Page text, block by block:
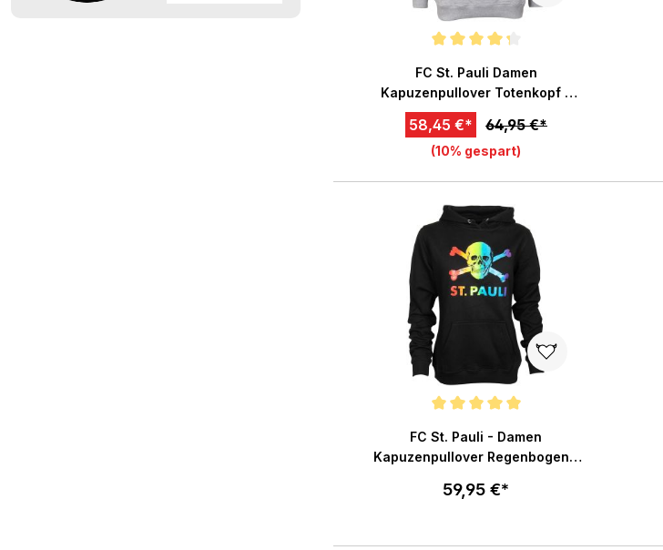
FC St. Pauli Damen
Kapuzenpullover Totenkopf -
grau
58,45 €* 64,95 €*
(10% gespart)
In den Warenkorb
FC St. Pauli - Damen
Kapuzenpullover Regenbogen -
59,95 €*